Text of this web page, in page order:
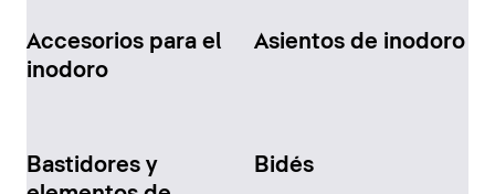
Accesorios para el
inodoro
Asientos de inodoro
Bastidores y
Bidés